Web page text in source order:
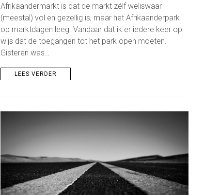
Afrikaandermarkt is dat de markt zélf weliswaar
(meestal) vol en gezellig is, maar het Afrikaanderpark
op marktdagen leeg. Vandaar dat ik er iedere keer op
wijs dat de toegangen tot het park open moeten.
Gisteren was…
LEES VERDER